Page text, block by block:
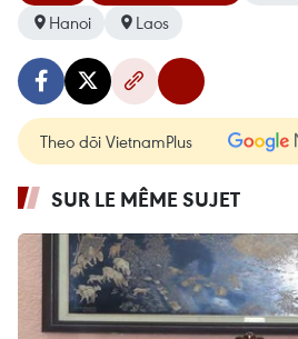
Hanoi
Laos
Theo dõi VietnamPlus
SUR LE MÊME SUJET